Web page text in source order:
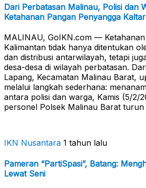
Dari Perbatasan Malinau, Polisi dan
Ketahanan Pangan Penyangga
MALINAU, GoIKN.com —
Kalimantan tidak hanya ditentukan
dan distribusi antarwilayah, tetapi
desa-desa di wilayah perbatasan.
Lapang, Kecamatan Malinau Barat,
melalui langkah sederhana:
antara polisi dan warga, Kamis (5/2/
personel Polsek Malinau Barat
IKN Nusantara 1 tahun lalu
Pameran “PartiSpasi”, Batang:
Lewat Seni